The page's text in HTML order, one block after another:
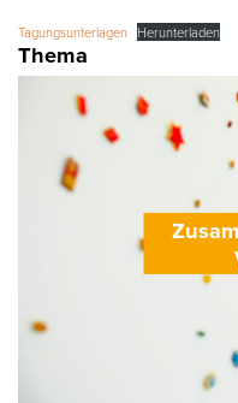
Tagungsunterlagen Herunterladen
Thema